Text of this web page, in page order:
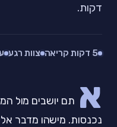
דקות.
5 דקות קריאה צוות רגע
א תם יושבים מול
נכנסות. מישהו מדבר